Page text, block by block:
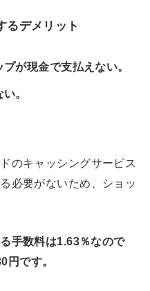
るデメリット
が現金で支払えない。
。
のキャッシングサービス
必要がないため、ショッ
手数料は1.63％なので
円です。